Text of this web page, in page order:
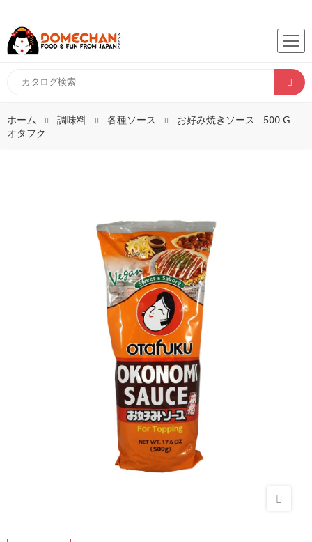
ホーム 調味料 各種ソース
お好み焼きソース - 500 G -
オタフク